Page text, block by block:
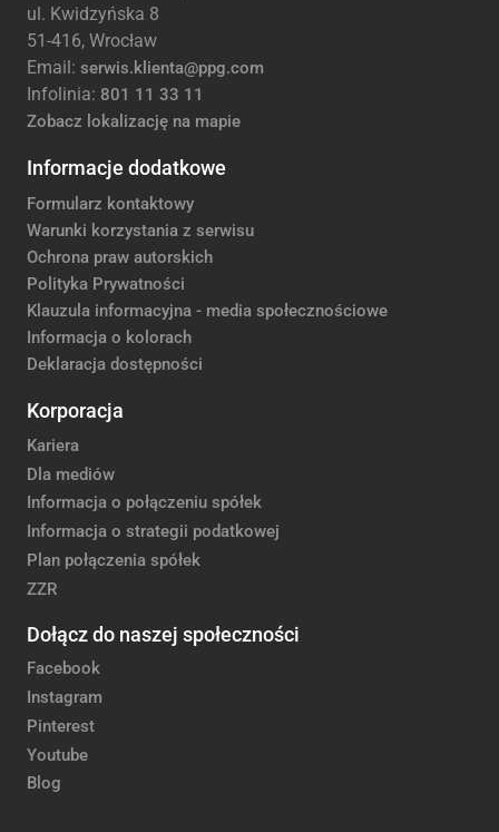
ul. Kwidzyńska 8
51-416, Wrocław
Email: serwis.klienta@ppg.com
Infolinia: 801 11 33 11
Zobacz lokalizację na mapie
Informacje dodatkowe
Formularz kontaktowy
Warunki korzystania z serwisu
Ochrona praw autorskich
Polityka Prywatności
Klauzula informacyjna - media społecznościowe
Informacja o kolorach
Deklaracja dostępności
Korporacja
Kariera
Dla mediów
Informacja o połączeniu spółek
Informacja o strategii podatkowej
Plan połączenia spółek
ZZR
Dołącz do naszej społeczności
Facebook
Instagram
Pinterest
Youtube
Blog